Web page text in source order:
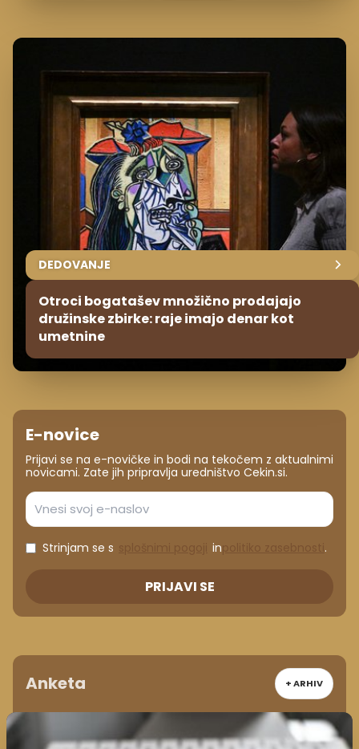
DEDOVANJE
Otroci bogatašev množično prodajajo
družinske zbirke: raje imajo denar kot
umetnine
E-novice
Prijavi se na e-novičke in bodi na tekočem z aktualnimi
novicami. Zate jih pripravlja uredništvo Cekin.si.
Strinjam se s in .
PRIJAVI SE
Anketa + ARHIV